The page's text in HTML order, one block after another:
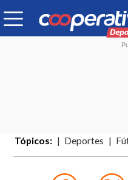
Tópicos: Deportes